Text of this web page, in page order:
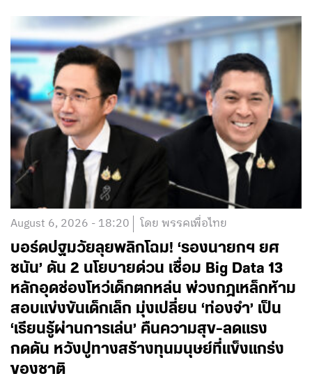
August 6, 2026 - 18:20 โดย พรรคเพื่อไทย
บอร์ดปฐมวัยลุยพลิกโฉม! ‘รองนายกฯ ยศ
ชนัน’ ดัน 2 นโยบายด่วน เชื่อม Big Data 13
หลักอุดช่องโหว่เด็กตกหล่น พ่วงกฎเหล็กห้าม
สอบแข่งขันเด็กเล็ก มุ่งเปลี่ยน ‘ท่องจำ’ เป็น
‘เรียนรู้ผ่านการเล่น’ คืนความสุข-ลดแรง
กดดัน หวังปูทางสร้างทุนมนุษย์ที่แข็งแกร่ง
ของชาติ